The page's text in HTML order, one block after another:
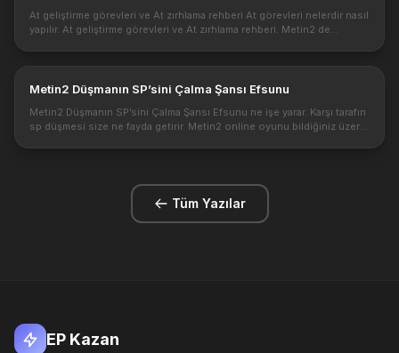
At geliştirme görevleri ve At zırhlama rehberi At görevleri nelerdir nasıl
yapılır. At geliştirme görevleri ve At zırhlama rehberi. Metin2 de
Metin2 Düşmanın SP’sini Çalma Şansı Efsunu
Metin2 Düşmanın SP’sini Çalma Şansı Efsunu ne işe yarar. Karşı tarafın
sp düşmesi size ne fayda getirir. Metin2 online oyunu bildiğiniz üzere
Tüm Yazılar
EP Kazan